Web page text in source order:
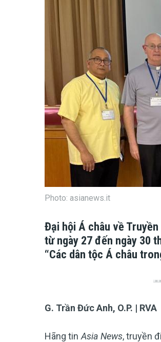
Photo: asianews.it
Đại hội Á châu về Truyền
từ ngày 27 đến ngày 30
“Các dân tộc Á châu
G. Trần Đức Anh, O.P. | RVA
Hãng tinAsia News, truyền